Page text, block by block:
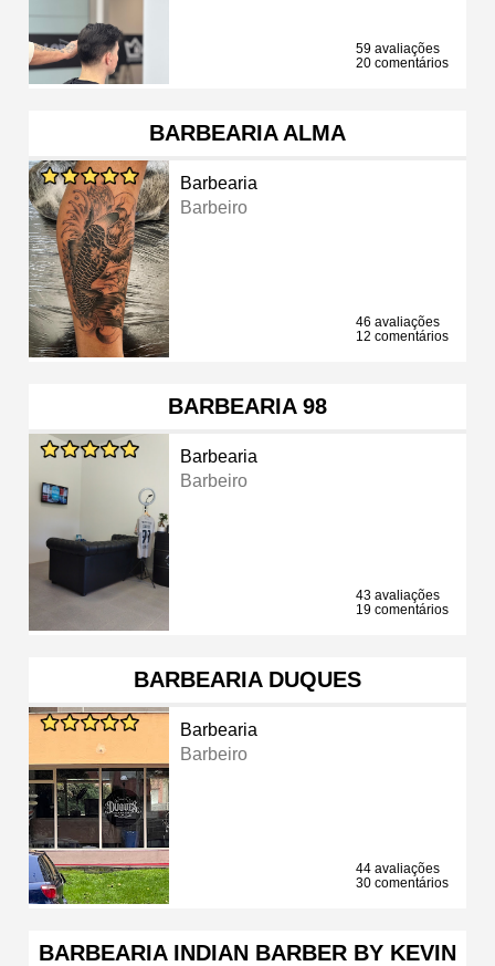
59 avaliações
20 comentários
BARBEARIA ALMA
Barbearia
Barbeiro
46 avaliações
12 comentários
BARBEARIA 98
Barbearia
Barbeiro
43 avaliações
19 comentários
BARBEARIA DUQUES
Barbearia
Barbeiro
44 avaliações
30 comentários
BARBEARIA INDIAN BARBER BY KEVIN